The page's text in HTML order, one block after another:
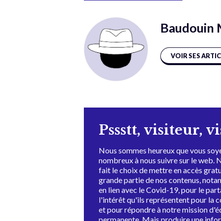
Baudouin
VOIR SES
Pssstt, visiteur,
Nous sommes heureux que vous
nombreux à nous suivre sur le web.
fait le choix de mettre en accès
grande partie de nos contenus,
en lien avec le Covid-19, pour le
l'intérêt qu'ils représentent pour la
et pour répondre à notre mission